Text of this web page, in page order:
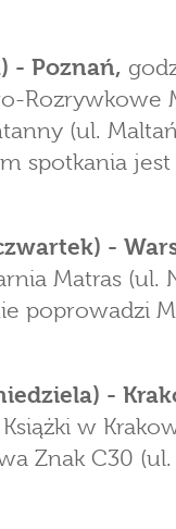
- Poznań,
Rozrywkowe
(ul.
spotkania jest
-
Matras (ul.
poprowadzi
-
w
Znak C30 (ul.